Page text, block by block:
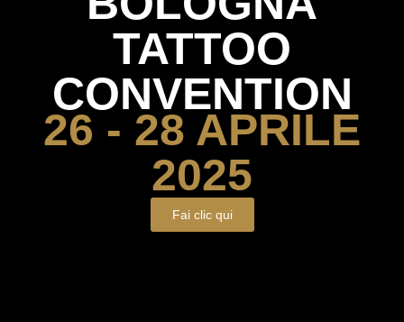
TATTOO
CONVENTION
26 - 28 APRILE
2025
Fai clic qui